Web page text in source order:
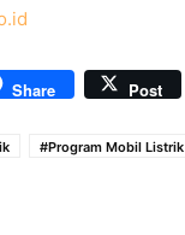
Share Post
#Program Mobil Listrik